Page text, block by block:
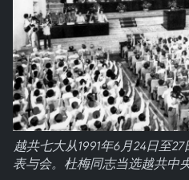
越共七大从1991年6月24日至
表与会。杜梅同志当选越共中